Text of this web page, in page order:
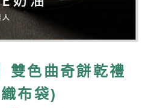
雙色曲奇餅乾禮
布袋)